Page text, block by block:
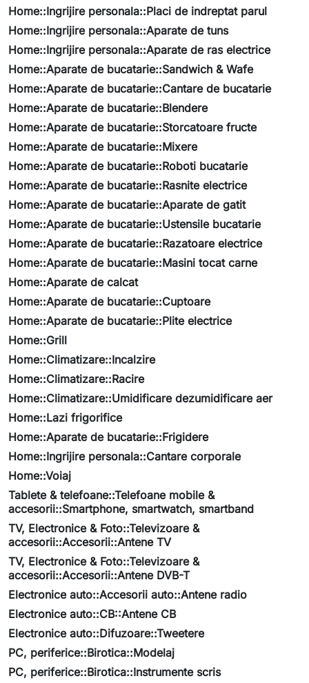
Home::Ingrijire personala::Placi de indreptat parul
Home::Ingrijire personala::Aparate de tuns
Home::Ingrijire personala::Aparate de ras electrice
Home::Aparate de bucatarie::Sandwich & Wafe
Home::Aparate de bucatarie::Cantare de bucatarie
Home::Aparate de bucatarie::Blendere
Home::Aparate de bucatarie::Storcatoare fructe
Home::Aparate de bucatarie::Mixere
Home::Aparate de bucatarie::Roboti bucatarie
Home::Aparate de bucatarie::Rasnite electrice
Home::Aparate de bucatarie::Aparate de gatit
Home::Aparate de bucatarie::Ustensile bucatarie
Home::Aparate de bucatarie::Razatoare electrice
Home::Aparate de bucatarie::Masini tocat carne
Home::Aparate de calcat
Home::Aparate de bucatarie::Cuptoare
Home::Aparate de bucatarie::Plite electrice
Home::Grill
Home::Climatizare::Incalzire
Home::Climatizare::Racire
Home::Climatizare::Umidificare dezumidificare aer
Home::Lazi frigorifice
Home::Aparate de bucatarie::Frigidere
Home::Ingrijire personala::Cantare corporale
Home::Voiaj
Tablete & telefoane::Telefoane mobile &
accesorii::Smartphone, smartwatch, smartband
TV, Electronice & Foto::Televizoare &
accesorii::Accesorii::Antene TV
TV, Electronice & Foto::Televizoare &
accesorii::Accesorii::Antene DVB-T
Electronice auto::Accesorii auto::Antene radio
Electronice auto::CB::Antene CB
Electronice auto::Difuzoare::Tweetere
PC, periferice::Birotica::Modelaj
PC, periferice::Birotica::Instrumente scris